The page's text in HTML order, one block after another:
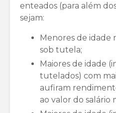
enteados (para além
sejam:
Menores de idade
sob tutela;
Maiores de idade
tutelados) com
aufiram
ao valor do salário